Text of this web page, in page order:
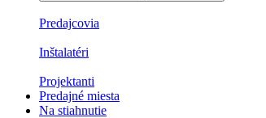
Predajcovia
Inštalatéri
Projektanti
Predajné miesta
Na stiahnutie